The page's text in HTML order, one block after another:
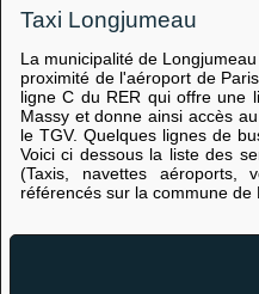
Taxi Longjumeau
La municipalité de
proximité de l'aéroport de
ligne C du RER qui offre une
Massy et donne ainsi accès
le TGV. Quelques lignes de
Voici ci dessous la liste des
(Taxis, navettes aéroports,
référencés sur la commune de